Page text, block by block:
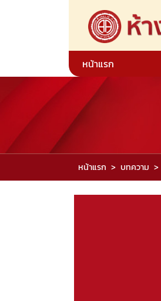
หน้าแรก
หน้าแรก บทความ